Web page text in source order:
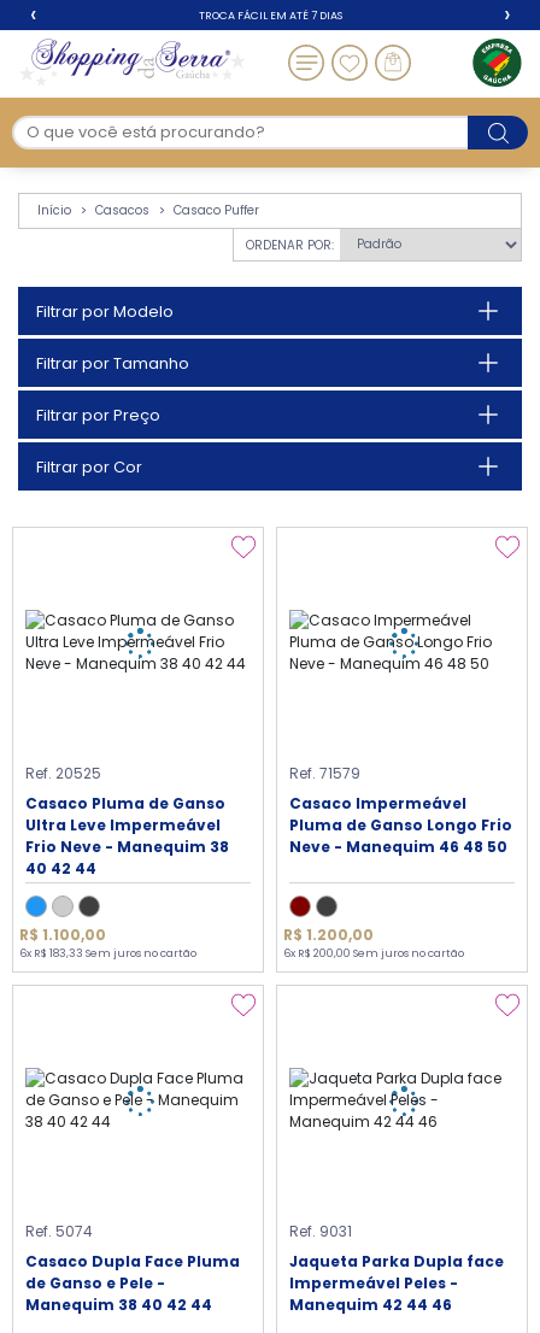
Casaco Puffer -
TROCA FÁCIL EM ATÉ 7 DIAS
‹ ›
Início Casacos
Casaco Puffer
ORDENAR POR:
Filtrar por Modelo
Filtrar por Tamanho
Filtrar por Preço
Filtrar por Cor
Ref. 20525
Casaco Pluma de Ganso
Ultra Leve Impermeável
Frio Neve - Manequim 38
40 42 44
R$ 1.100,00
6x R$ 183,33 Sem juros no cartão
Ref. 71579
Casaco Impermeável
Pluma de Ganso Longo Frio
Neve - Manequim 46 48 50
R$ 1.200,00
6x R$ 200,00 Sem juros no cartão
Ref. 5074
Casaco Dupla Face Pluma
de Ganso e Pele -
Manequim 38 40 42 44
Ref. 9031
Jaqueta Parka Dupla face
Impermeável Peles -
Manequim 42 44 46